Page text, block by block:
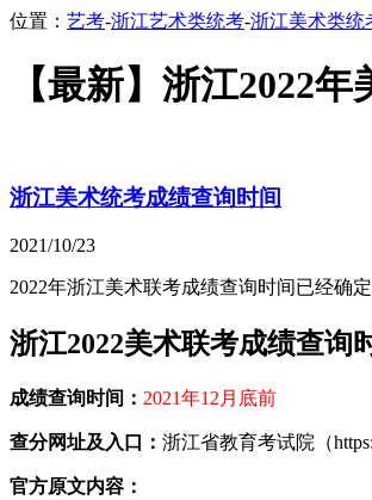
位置： 艺考-浙江艺术类统考-浙江美术类统
【最新】浙江2022
浙江美术统考成绩查询时间
2021/10/23
2022年浙江美术联考成绩查询时间已经确
浙江2022美术联考成绩查询
成绩查询时间： 2021年12月底前
查分网址及入口： 浙江省教育考试院（
官方原文内容：